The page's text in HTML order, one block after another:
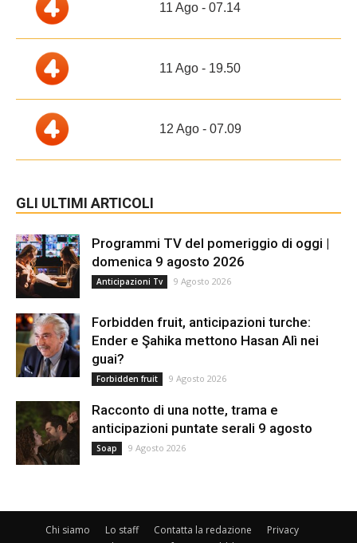
11 Ago - 07.14
11 Ago - 19.50
12 Ago - 07.09
GLI ULTIMI ARTICOLI
Programmi TV del pomeriggio di oggi |
domenica 9 agosto 2026
Anticipazioni Tv 9 Agosto 2026
Forbidden fruit, anticipazioni turche:
Ender e Şahika mettono Hasan Alì nei
guai?
Forbidden fruit 9 Agosto 2026
Racconto di una notte, trama e
anticipazioni puntate serali 9 agosto
Soap 9 Agosto 2026
Chi siamo Lo staff Contatta la redazione
Privacy